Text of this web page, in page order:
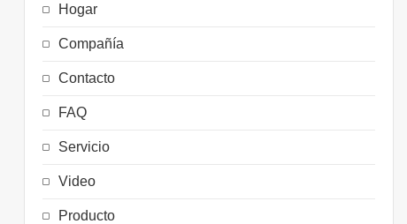
Hogar
Compañía
Contacto
FAQ
Servicio
Video
Producto